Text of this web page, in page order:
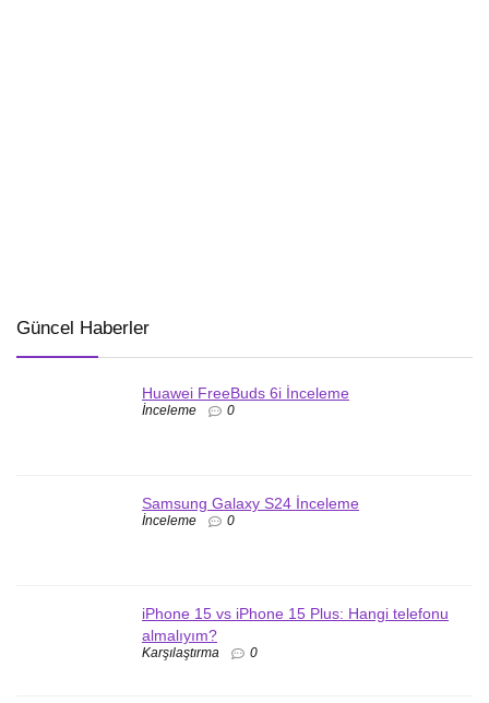
Güncel Haberler
Huawei FreeBuds 6i İnceleme
İnceleme 0
Samsung Galaxy S24 İnceleme
İnceleme 0
iPhone 15 vs iPhone 15 Plus: Hangi telefonu
almalıyım?
Karşılaştırma 0